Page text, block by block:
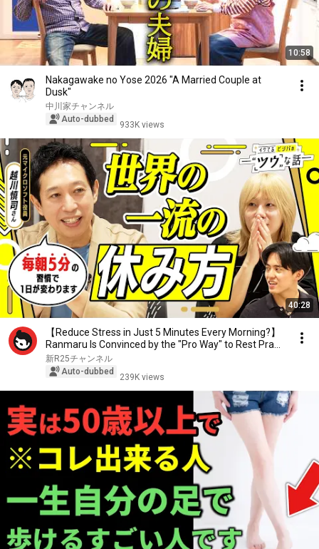
10:58
Nakagawake no Yose 2026 "A Married Couple at
Dusk"
中川家チャンネル
Auto-dubbed
933K views
40:28
【Reduce Stress in Just 5 Minutes Every Morning?】
Ranmaru Is Convinced by the "Pro Way" to Rest Pra...
新R25チャンネル
Auto-dubbed
239K views